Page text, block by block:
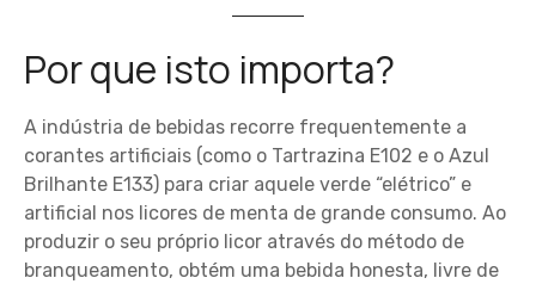
Por que isto importa?
A indústria de bebidas recorre frequentemente a
corantes artificiais (como o Tartrazina E102 e o Azul
Brilhante E133) para criar aquele verde “elétrico” e
artificial nos licores de menta de grande consumo. Ao
produzir o seu próprio licor através do método de
branqueamento, obtém uma bebida honesta, livre de